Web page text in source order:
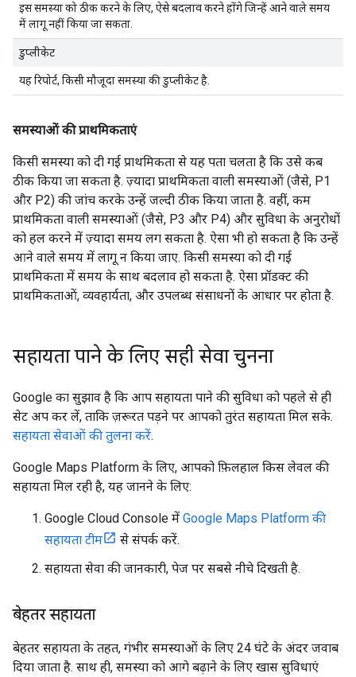
इस समस्या को ठीक करने के लिए, ऐसे बदलाव करने होंगे जिन्हें आने वाले समय
में लागू नहीं किया जा सकता.
डुप्लीकेट
यह रिपोर्ट, किसी मौजूदा समस्या की डुप्लीकेट है.
समस्याओं की प्राथमिकताएं
किसी समस्या को दी गई प्राथमिकता से यह पता चलता है कि उसे कब
ठीक किया जा सकता है. ज़्यादा प्राथमिकता वाली समस्याओं (जैसे, P1
और P2) की जांच करके उन्हें जल्दी ठीक किया जाता है. वहीं, कम
प्राथमिकता वाली समस्याओं (जैसे, P3 और P4) और सुविधा के अनुरोधों
को हल करने में ज़्यादा समय लग सकता है. ऐसा भी हो सकता है कि उन्हें
आने वाले समय में लागू न किया जाए. किसी समस्या को दी गई
प्राथमिकता में समय के साथ बदलाव हो सकता है. ऐसा प्रॉडक्ट की
प्राथमिकताओं, व्यवहार्यता, और उपलब्ध संसाधनों के आधार पर होता है.
सहायता पाने के लिए सही सेवा चुनना
Google का सुझाव है कि आप सहायता पाने की सुविधा को पहले से ही
सेट अप कर लें, ताकि ज़रूरत पड़ने पर आपको तुरंत सहायता मिल सके.
सहायता सेवाओं की तुलना करें.
Google Maps Platform के लिए, आपको फ़िलहाल किस लेवल की
सहायता मिल रही है, यह जानने के लिए:
Google Cloud Console में Google Maps Platform की
सहायता टीम
से संपर्क करें.
सहायता सेवा की जानकारी, पेज पर सबसे नीचे दिखती है.
बेहतर सहायता
बेहतर सहायता के तहत, गंभीर समस्याओं के लिए 24 घंटे के अंदर जवाब
दिया जाता है. साथ ही, समस्या को आगे बढ़ाने के लिए खास सुविधाएं